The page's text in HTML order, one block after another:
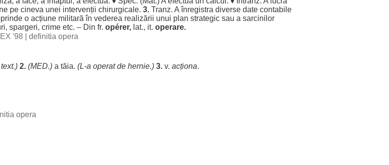
pe cineva unei intervenții chirurgicale. 3. Tranz. Aînregistra diverse date contabile
o acțiune militară în vederea realizării unui plan strategic sau a sarcinilor
, spargeri, crime etc. – Din fr. opérer, lat., it. operare.
'98
definitia opera
text.) 2. (MED.) a tăia. (L-a operatde hernie.) 3. v. acționa.
opera